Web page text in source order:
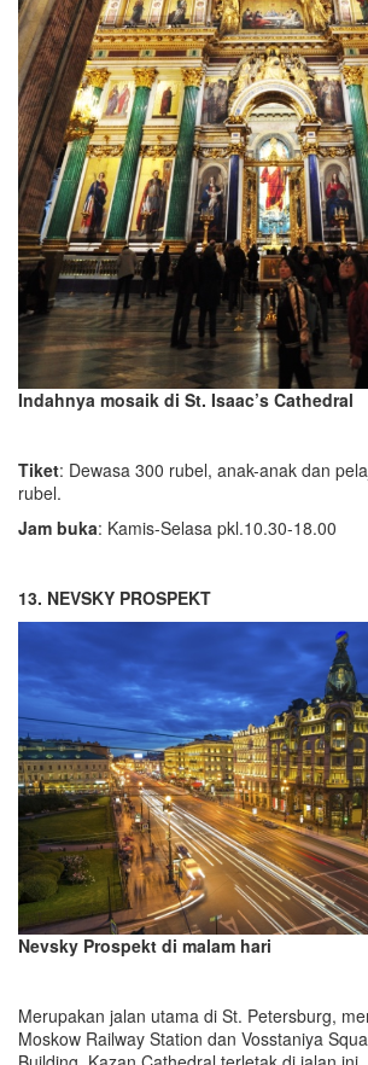
Indahnya mosaik di St. Isaac’s Cathedral
Tiket: Dewasa 300 rubel, anak-anak dan
rubel.
Jam buka: Kamis-Selasa pkl.10.30-18.00
13. NEVSKY PROSPEKT
Nevsky Prospekt di malam hari
Merupakan jalan utama di St. Petersburg,
Moskow Railway Station dan Vosstaniya